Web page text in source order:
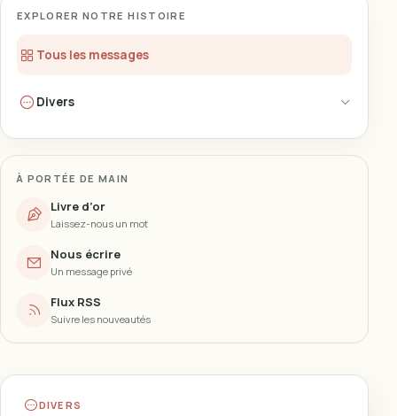
EXPLORER NOTRE HISTOIRE
Tous les messages
Divers
À PORTÉE DE MAIN
Livre d’or
Laissez-nous un mot
Nous écrire
Un message privé
Flux RSS
Suivre les nouveautés
DIVERS